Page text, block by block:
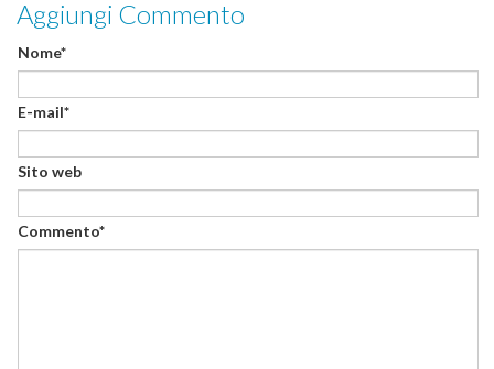
Aggiungi Commento
Nome*
E-mail*
Sito web
Commento*